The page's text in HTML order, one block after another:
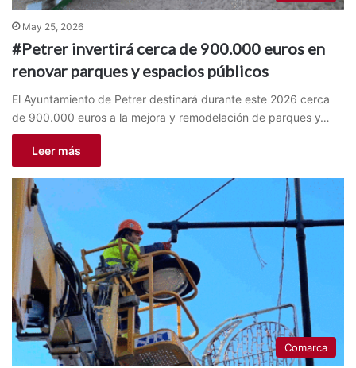
May 25, 2026
#Petrer invertirá cerca de 900.000 euros en
renovar parques y espacios públicos
El Ayuntamiento de Petrer destinará durante este 2026 cerca
de 900.000 euros a la mejora y remodelación de parques y…
Leer más
Comarca